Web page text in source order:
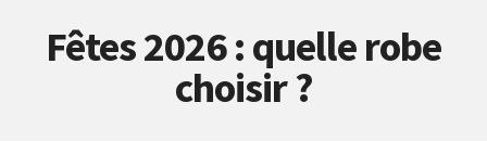
Fêtes 2026 : quelle robe
choisir ?